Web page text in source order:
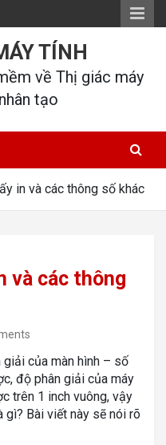
TÍNH
về Thị giác máy
tạo
in và các thông số khác
và các thông
giải của màn hình – số
độ phân giải của máy
trên 1 inch vuông, vậy
gì? Bài viết này sẽ nói rõ